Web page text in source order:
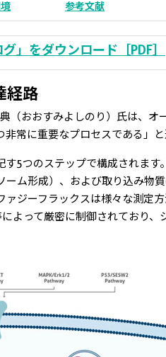
参考文献
」をダウンロード［PDF］
経路
（おおすみよしのり）氏は、
常に重要なプロセスである」と
5つのステップで構成されま
ーム形成）、および取り込み
ジーフラックスは様々な測定
によって厳密に制御されており